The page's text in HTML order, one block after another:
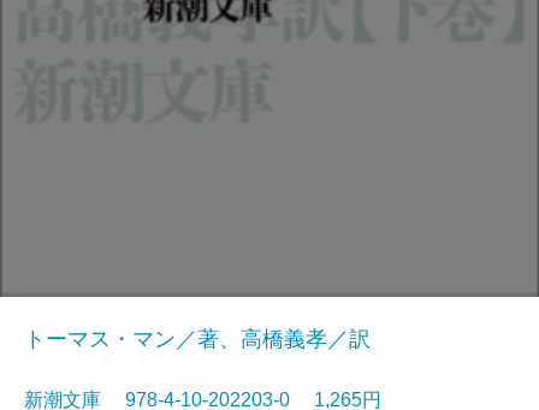
トーマス・マン／著、高橋義孝／訳
新潮文庫 978-4-10-202203-0 1,265円